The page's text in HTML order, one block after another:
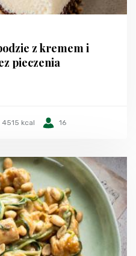
z kremem i
pieczenia
4515 kcal 16